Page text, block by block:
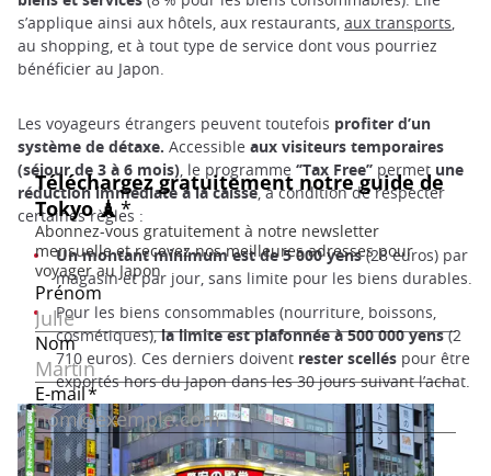
s’applique ainsi aux hôtels, aux restaurants, aux transports,
au shopping, et à tout type de service dont vous pourriez
bénéficier au Japon.
Les voyageurs étrangers peuvent toutefois profiter d’un
système de détaxe. Accessible aux visiteurs temporaires
(séjour de 3 à 6 mois), le programme ‘’Tax Free’’ permet une
réduction immédiate à la caisse, à condition de respecter
certaines règles :
Un montant minimum est de 5 000 yens(28 euros) par
magasin et par jour, sans limite pour les biens durables.
Pour les biens consommables (nourriture, boissons,
cosmétiques),la limite est plafonnée à 500 000 yens(2
710 euros). Ces derniers doivent rester scellés pour être
exportés hors du Japon dans les 30 jours suivant l’achat.